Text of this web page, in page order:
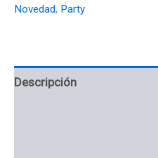
Novedad, Party
Descripción